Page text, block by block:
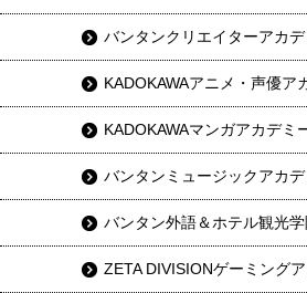
バンタンクリエイターアカ
KADOKAWAアニメ・声優ア
KADOKAWAマンガアカデミ
バンタンミュージックアカ
バンタン外語＆ホテル観光学
ZETA DIVISIONゲーミング